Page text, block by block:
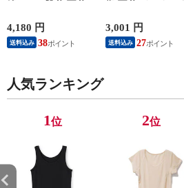
ンクトップ ノースリ
ーブ インナー 紳士
男性 シニア 抗菌 防
4,180 円
送料込み 38
外線 疲労軽減 ボデ
ィケア 健康 プレゼ
ント ギフト ヘルス
3,001 円
送料込み 27
人気ランキング
1位 2位